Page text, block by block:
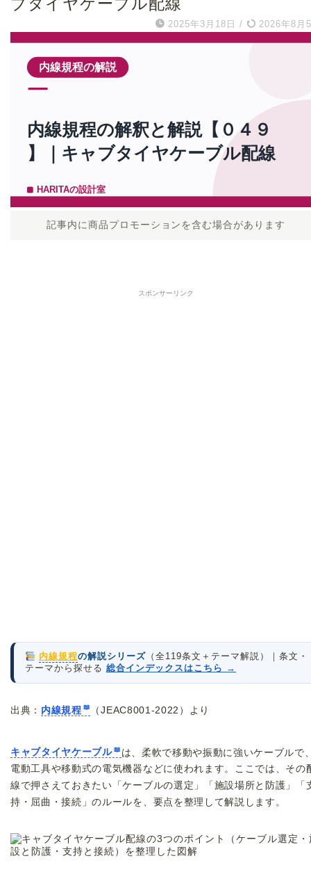
ブタイヤケーブル配線
2025年3月18日 / 2026年8月
記事内に商品プロモーションを含む場合があります
スポンサーリンク
内線規程の解説シリーズ（全119条文＋テーマ解説）｜条文・
テーマから探せる 総合インデックスはこちら →
出典： 内線規程 （JEAC8001-2022）より
キャブタイヤケーブル
は、柔軟で移動や振動に強いケーブルで
電動工具や移動式の電気機器などに使われます。ここでは、その
線で押さえておきたい「ケーブルの選定」「施設場所と防護」「
持・屈曲・接続」のルールを、要点を整理して解説します。